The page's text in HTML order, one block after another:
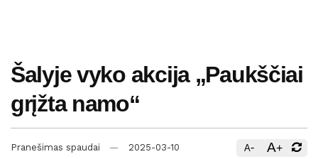
Šalyje vyko akcija „Paukščiai
grįžta namo“
Pranešimas spaudai 2025-03-10 A- A+